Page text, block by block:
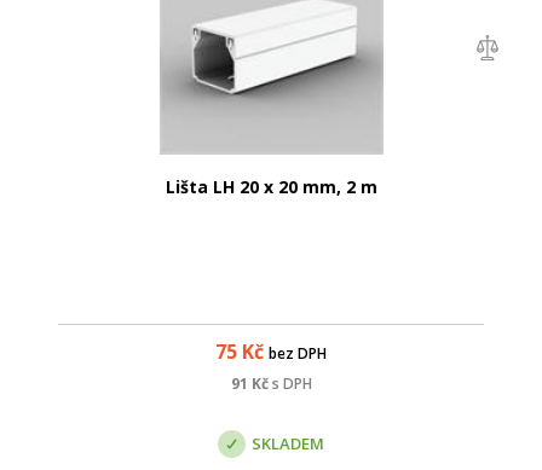
Lišta LH 20 x 20 mm, 2 m
75 Kč bez DPH
91 Kč s DPH
SKLADEM